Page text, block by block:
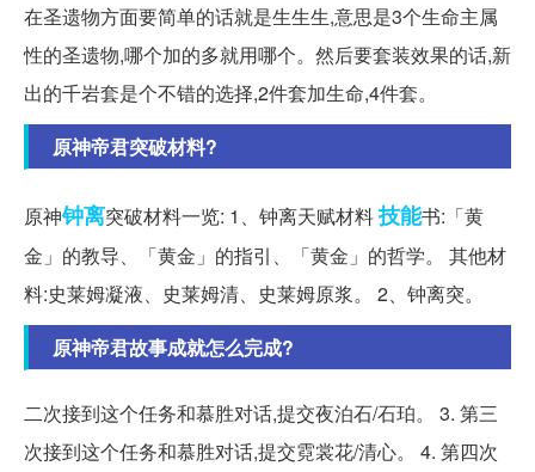
在圣遗物方面要简单的话就是生生生,意思是3个生命主属
性的圣遗物,哪个加的多就用哪个。然后要套装效果的话,新
出的千岩套是个不错的选择,2件套加生命,4件套。
原神帝君突破材料?
原神钟离突破材料一览: 1、钟离天赋材料技能书:「黄
金」的教导、「黄金」的指引、「黄金」的哲学。 其他材
料:史莱姆凝液、史莱姆清、史莱姆原浆。 2、钟离突。
原神帝君故事成就怎么完成?
二次接到这个任务和慕胜对话,提交夜泊石/石珀。 3. 第三
次接到这个任务和慕胜对话,提交霓裳花/清心。 4. 第四次